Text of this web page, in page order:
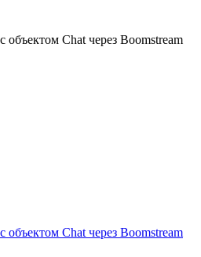
объектом Chat через Boomstream
объектом Chat через Boomstream